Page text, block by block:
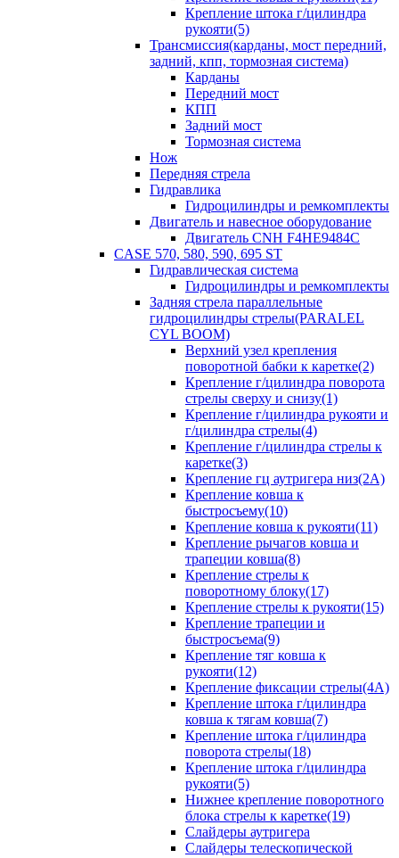
Крепление штока г/цилиндра
рукояти(5)
Трансмиссия(карданы, мост передний,
задний, кпп, тормозная система)
Карданы
Передний мост
КПП
Задний мост
Тормозная система
Нож
Передняя стрела
Гидравлика
Гидроцилиндры и ремкомплекты
Двигатель и навесное оборудование
Двигатель CNH F4HE9484C
CASE 570, 580, 590, 695 ST
Гидравлическая система
Гидроцилиндры и ремкомплекты
Задняя стрела параллельные
гидроцилиндры стрелы(PARALEL
CYL BOOM)
Верхний узел крепления
поворотной бабки к каретке(2)
Крепление г/цилиндра поворота
стрелы сверху и снизу(1)
Крепление г/цилиндра рукояти и
г/цилиндра стрелы(4)
Крепление г/цилиндра стрелы к
каретке(3)
Крепление гц аутригера низ(2А)
Крепление ковша к
быстросъему(10)
Крепление ковша к рукояти(11)
Крепление рычагов ковша и
трапеции ковша(8)
Крепление стрелы к
поворотному блоку(17)
Крепление стрелы к рукояти(15)
Крепление трапеции и
быстросъема(9)
Крепление тяг ковша к
рукояти(12)
Крепление фиксации стрелы(4A)
Крепление штока г/цилиндра
ковша к тягам ковша(7)
Крепление штока г/цилиндра
поворота стрелы(18)
Крепление штока г/цилиндра
рукояти(5)
Нижнее крепление поворотного
блока стрелы к каретке(19)
Слайдеры аутригера
Слайдеры телескопической